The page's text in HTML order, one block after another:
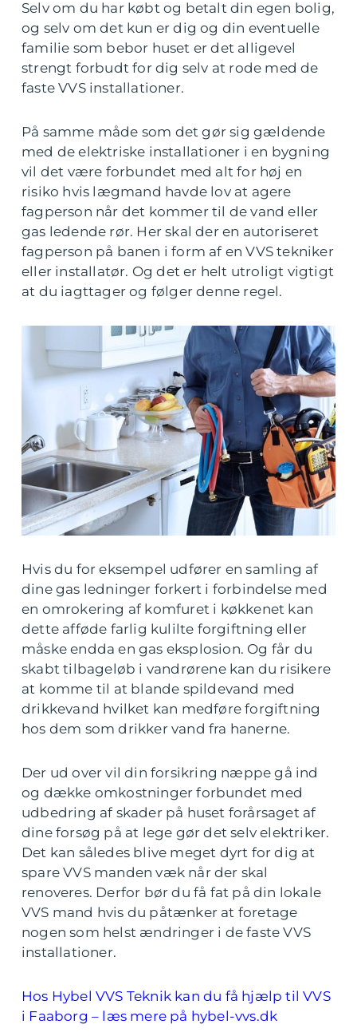
Selv om du har købt og betalt din egen bolig,
og selv om det kun er dig og din eventuelle
familie som bebor huset er det alligevel
strengt forbudt for dig selv at rode med de
faste VVS installationer.
På samme måde som det gør sig gældende
med de elektriske installationer i en bygning
vil det være forbundet med alt for høj en
risiko hvis lægmand havde lov at agere
fagperson når det kommer til de vand eller
gas ledende rør. Her skal der en autoriseret
fagperson på banen i form af en VVS tekniker
eller installatør. Og det er helt utroligt vigtigt
at du iagttager og følger denne regel.
Hvis du for eksempel udfører en samling af
dine gas ledninger forkert i forbindelse med
en omrokering af komfuret i køkkenet kan
dette afføde farlig kulilte forgiftning eller
måske endda en gas eksplosion. Og får du
skabt tilbageløb i vandrørene kan du risikere
at komme til at blande spildevand med
drikkevand hvilket kan medføre forgiftning
hos dem som drikker vand fra hanerne.
Der ud over vil din forsikring næppe gå ind
og dække omkostninger forbundet med
udbedring af skader på huset forårsaget af
dine forsøg på at lege gør det selv elektriker.
Det kan således blive meget dyrt for dig at
spare VVS manden væk når der skal
renoveres. Derfor bør du få fat på din lokale
VVS mand hvis du påtænker at foretage
nogen som helst ændringer i de faste VVS
installationer.
Hos Hybel VVS Teknik kan du få hjælp til VVS
i Faaborg – læs mere på hybel-vvs.dk